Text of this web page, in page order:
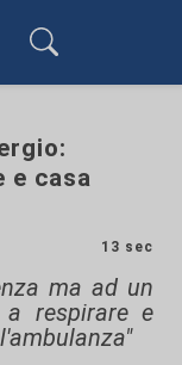
e casa
13 sec
ma ad un
respirare e